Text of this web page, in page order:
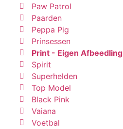
Paw Patrol
Paarden
Peppa Pig
Prinsessen
Print - Eigen Afbeedling
Spirit
Superhelden
Top Model
Black Pink
Vaiana
Voetbal